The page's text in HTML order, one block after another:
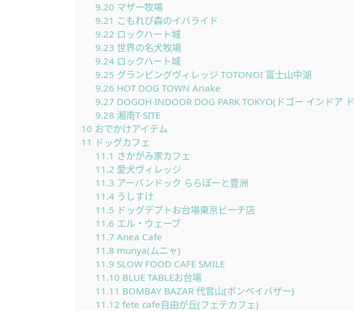
9.20 マザー牧場
9.21 こもれび森のイバライド
9.22 ロックハート城
9.23 世界の名犬牧場
9.24ロックハート城
9.25 グランピングヴィレッジ TOTONOI 富士山中湖
9.26 HOT DOG TOWN Ariake
9.27 DOGOH INDOOR DOG PARK TOKYO(ドゴー インドア
9.28 湘南T-SITE
10 おでかけアイテム
11 ドッグカフェ
11.1 さかがみ家カフェ
11.2 愛犬ヴィレッジ
11.3 アーバンドック ららぽーと豊洲
11.4うしすけ
11.5 ドッグデプトお台場東京ビーチ店
11.6 エル・ウェーブ
11.7 Anea Cafe
11.8 munya(ムニャ)
11.9 SLOW FOOD CAFE SMILE
11.10 BLUE TABLEお台場
11.11 BOMBAY BAZAR 代官山(ボンベイバザー)
11.12 fete cafe自由が丘(フェテカフェ)